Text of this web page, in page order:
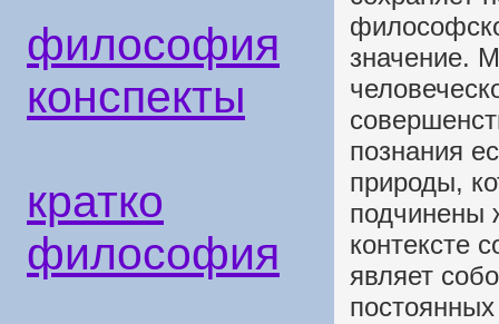
философия
конспекты
кратко
философия
значение.
познания
природы,
подчинены
контексте
являет